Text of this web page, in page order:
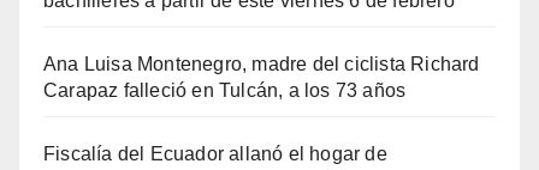
Ana Luisa Montenegro, madre del ciclista Richard
Carapaz falleció en Tulcán, a los 73 años
Fiscalía del Ecuador allanó el hogar de